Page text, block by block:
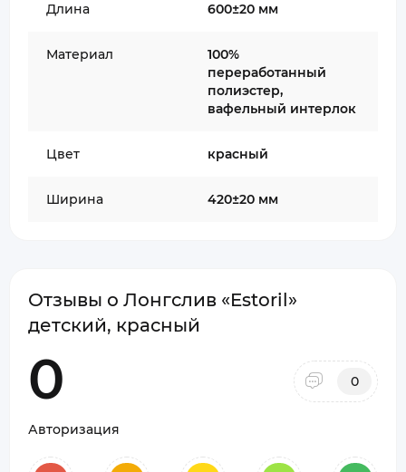
Длина 600±20 мм
Материал
100%
переработанный
полиэстер,
вафельный интерлок
Цвет красный
Ширина 420±20 мм
Отзывы о Лонгслив «Estoril»
детский, красный
0 0
Авторизация